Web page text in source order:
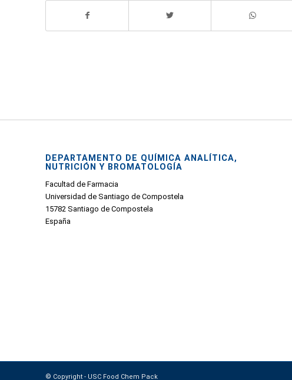
DEPARTAMENTO DE QUÍMICA ANALÍTICA,
NUTRICIÓN Y BROMATOLOGÍA
Facultad de Farmacia
Universidad de Santiago de Compostela
15782 Santiago de Compostela
España
© Copyright - USC Food Chem Pack